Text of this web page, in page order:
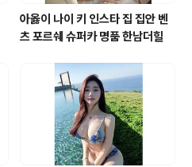
아옳이 나이 키 인스타 집 집안 벤
츠 포르쉐 슈퍼카 명품 한남더힐